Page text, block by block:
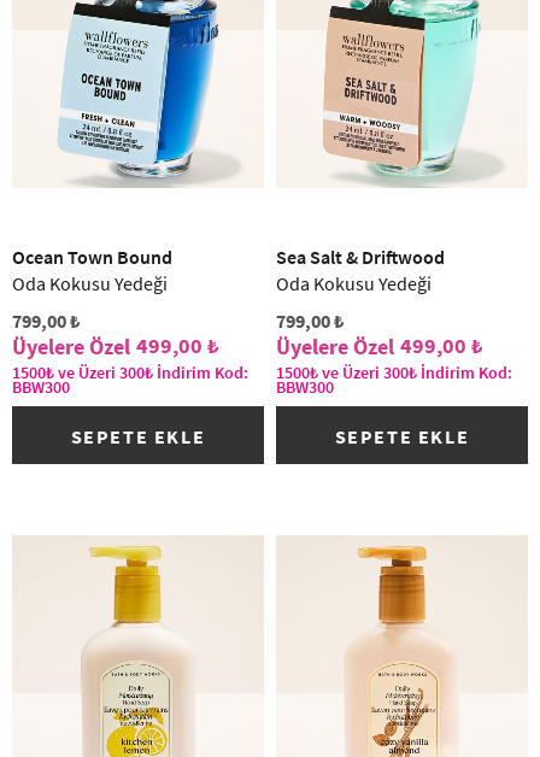
Ocean Town Bound
Oda Kokusu Yedeği
799,00 ₺
499,00 ₺
1500₺ ve Üzeri 300₺ İndirim Kod:
BBW300
SEPETE EKLE
Sea Salt & Driftwood
Oda Kokusu Yedeği
799,00 ₺
499,00 ₺
1500₺ ve Üzeri 300₺ İndirim Kod:
BBW300
SEPETE EKLE